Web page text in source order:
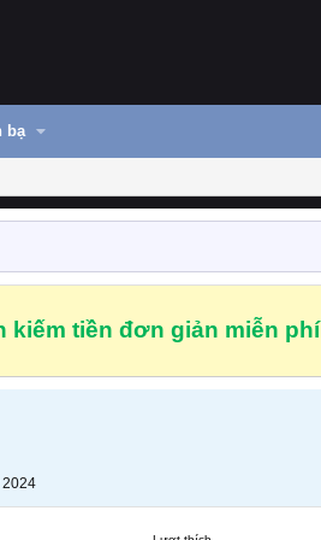
bạ
kiếm tiền đơn giản miễn phí
2024